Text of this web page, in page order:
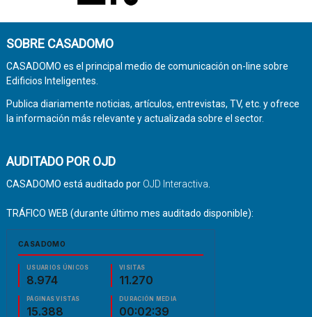
SOBRE CASADOMO
CASADOMO es el principal medio de comunicación on-line sobre
Edificios Inteligentes.
Publica diariamente noticias, artículos, entrevistas, TV, etc. y ofrece
la información más relevante y actualizada sobre el sector.
AUDITADO POR OJD
CASADOMO está auditado por OJD Interactiva
TRÁFICO WEB (durante último mes auditado disponible):